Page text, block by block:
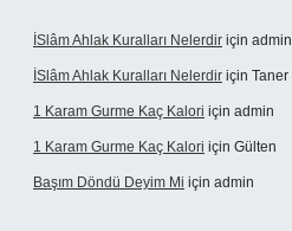
İSlâm Ahlak Kuralları Nelerdir için admin
İSlâm Ahlak Kuralları Nelerdir için Taner
1 Karam Gurme Kaç Kalori için admin
1 Karam Gurme Kaç Kalori için Gülten
Başım Döndü Deyim Mi için admin